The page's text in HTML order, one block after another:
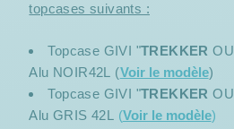
topcases suivants :
Topcase GIVI "TREKKER
Alu NOIR42L (Voir le modèle)
Topcase GIVI "TREKKER
Alu GRIS 42L (Voir le modèle)